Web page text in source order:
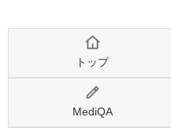
トップ
MediQA